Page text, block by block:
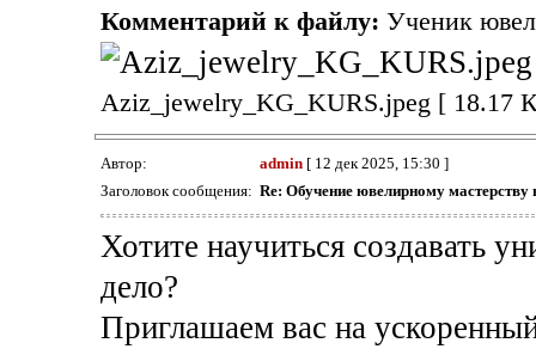
Комментарий к файлу: Ученик
Aziz_jewelry_KG_KURS.jpeg [ 18.17
Автор: admin[ 12 дек 2025, 15:30 ]
Заголовок сообщения: Re: Обучение ювелирному
Хотите научиться создавать
дело?
Приглашаем вас на